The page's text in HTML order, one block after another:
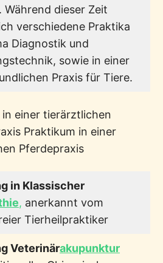
Während dieser Zeit
verschiedene Praktika
Diagnostik und
sowie in einer
Praxis für Tiere.
einer tierärztlichen
Praktikum in einer
Pferdepraxis
in Klassischer
, anerkannt vom
Tierheilpraktiker
Veterinärakupunktur